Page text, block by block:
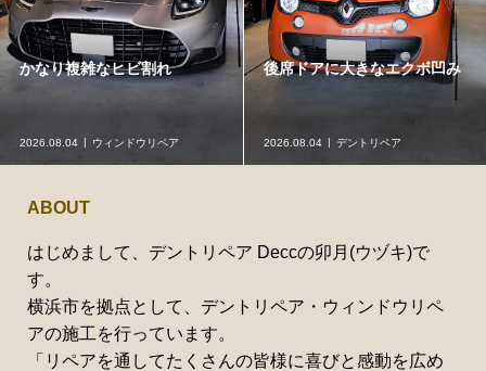
かなり複雑なヒビ割れ
2026.08.04 ウィンドウリペア
後席ドアに大きなエクボ凹み
2026.08.04 デントリペア
ABOUT
はじめまして、デントリペア Deccの卯月(ウヅキ)で
す。
横浜市を拠点として、デントリペア・ウィンドウリペ
アの施工を行っています。
「リペアを通してたくさんの皆様に喜びと感動を広め